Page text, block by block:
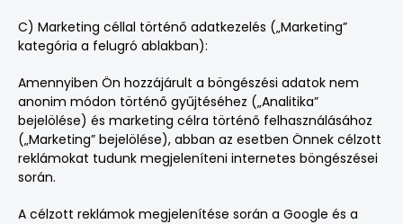
C) Marketing céllal történő adatkezelés („Marketing”
kategória a felugró ablakban):
Amennyiben Ön hozzájárult a böngészési adatok nem
anonim módon történő gyűjtéséhez („Analitika”
bejelölése) és marketing célra történő felhasználásához
(„Marketing” bejelölése), abban az esetben Önnek célzott
reklámokat tudunk megjeleníteni internetes böngészései
során.
A célzott reklámok megjelenítése során a Google és a